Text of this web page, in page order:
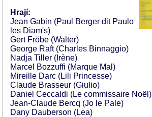
Hrají:
Jean Gabin (Paul Berger dit Paulo
les Diam's)
Gert Fröbe (Walter)
George Raft (Charles Binnaggio)
Nadja Tiller (Irène)
Marcel Bozzuffi (Marque Mal)
Mireille Darc (Lili Princesse)
Claude Brasseur (Giulio)
Daniel Ceccaldi (Le commissaire Noël)
Jean-Claude Bercq (Jo le Pale)
Dany Dauberson (Lea)